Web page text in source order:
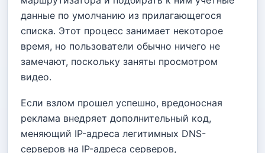
данные по умолчанию из прилагающегося
списка. Этот процесс занимает некоторое
время, но пользователи обычно ничего не
замечают, поскольку заняты просмотром
видео.
Если взлом прошел успешно, вредоносная
реклама внедряет дополнительный код,
меняющий IP-адреса легитимных DNS-
серверов на IP-адреса серверов,